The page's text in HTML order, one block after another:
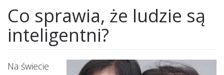
Co sprawia, że ludzie są
inteligentni?
Na świecie